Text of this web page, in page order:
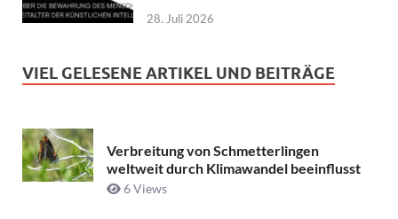
28. Juli 2026
VIEL GELESENE ARTIKEL UND BEITRÄGE
Verbreitung von Schmetterlingen
weltweit durch Klimawandel beeinflusst
6 Views